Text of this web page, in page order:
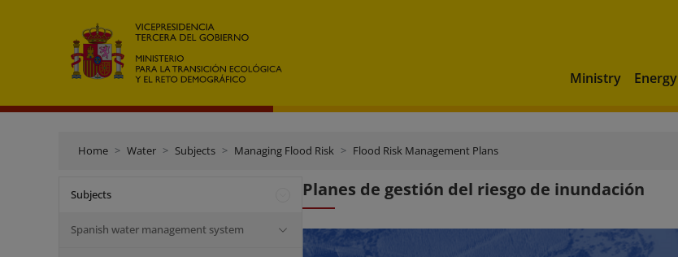
Ministry Energy
Home Water Subjects Managing Flood Risk Flood Risk Management Plans
Subjects
Spanish water management system
Planes de gestión del riesgo de inundación